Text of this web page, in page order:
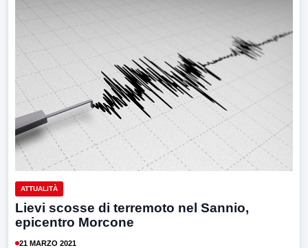
ATTUALITÀ
Lievi scosse di terremoto nel Sannio,
epicentro Morcone
21 MARZO 2021